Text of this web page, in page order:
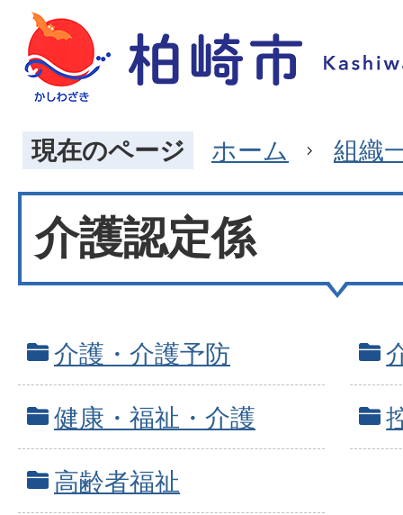
現在のページ ホーム 組織
介護認定係
介護・介護予防
健康・福祉・介護
高齢者福祉